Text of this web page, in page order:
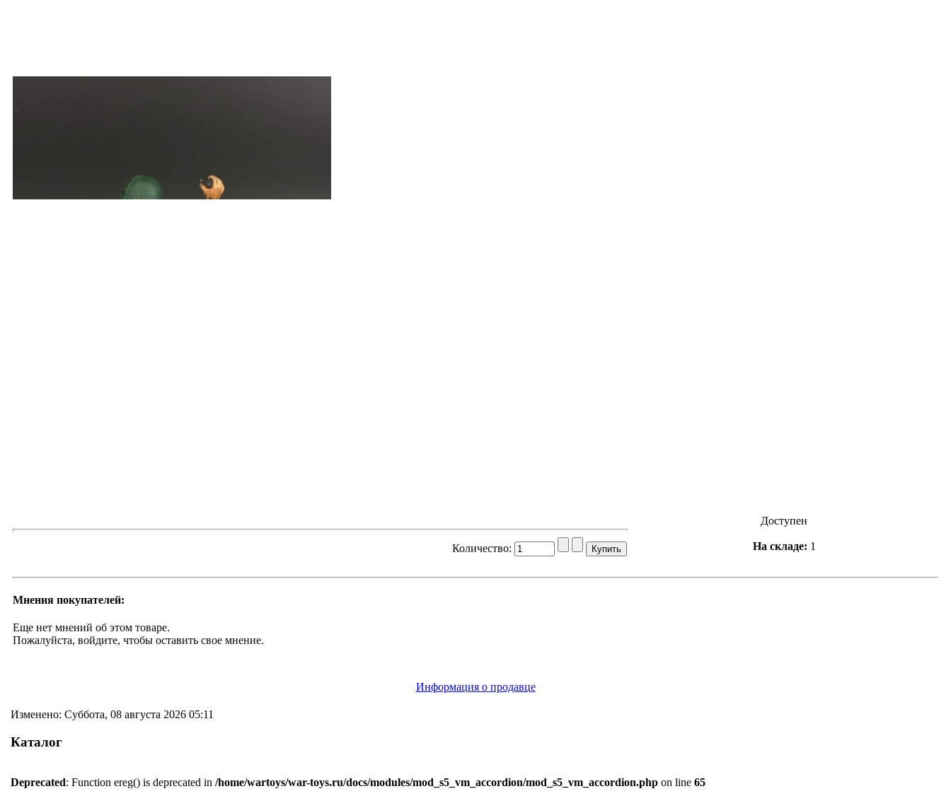
Количество:
Доступен
На складе: 1
Мнения покупателей:
Еще нет мнений об этом товаре.
Пожалуйста, войдите, чтобы оставить свое мнение.
Информация о продавце
Изменено: Суббота, 08 августа 2026 05:11
Каталог
Deprecated: Function ereg() is deprecated in /home/wartoys/war-toys.ru/docs/modules/mod_s5_vm_accordion/mod_s5_vm_accordion.phpon line 65